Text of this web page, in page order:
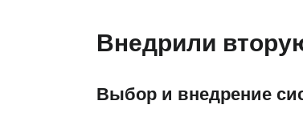
Внедрили
Выбор и внедрение